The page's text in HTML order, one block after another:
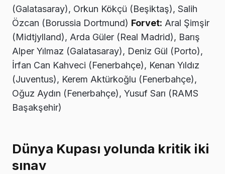
(Galatasaray), Orkun Kökçü (Beşiktaş), Salih
Özcan (Borussia Dortmund) Forvet: Aral Şimşir
(Midtjylland), Arda Güler (Real Madrid), Barış
Alper Yılmaz (Galatasaray), Deniz Gül (Porto),
İrfan Can Kahveci (Fenerbahçe), Kenan Yıldız
(Juventus), Kerem Aktürkoğlu (Fenerbahçe),
Oğuz Aydın (Fenerbahçe), Yusuf Sarı (RAMS
Başakşehir)
Dünya Kupası yolunda kritik iki
sınav